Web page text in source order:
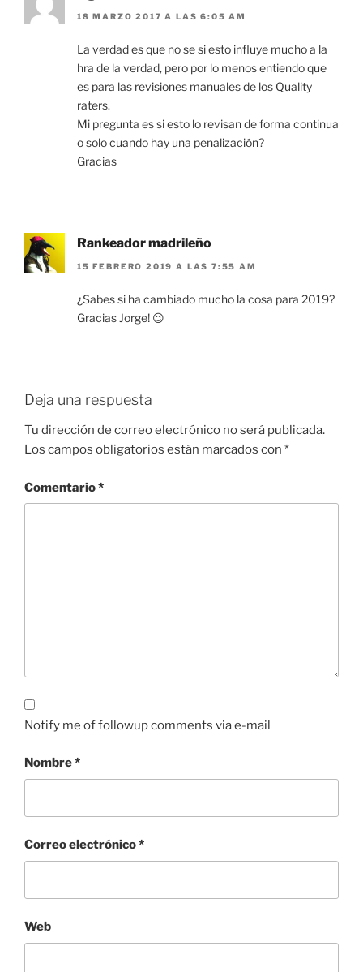
18 MARZO 2017 A LAS 6:05 AM
La verdad es que no se si esto influye mucho a la
hra de la verdad, pero por lo menos entiendo que
es para las revisiones manuales de los Quality
raters.
Mi pregunta es si esto lo revisan de forma continua
o solo cuando hay una penalización?
Gracias
Rankeador madrileño
15 FEBRERO 2019 A LAS 7:55 AM
¿Sabes si ha cambiado mucho la cosa para 2019?
Gracias Jorge! 😉
Deja una respuesta
Tu dirección de correo electrónico no será publicada.
Los campos obligatorios están marcados con *
Comentario*
Notify me of followup comments via e-mail
Nombre*
Correo electrónico*
Web